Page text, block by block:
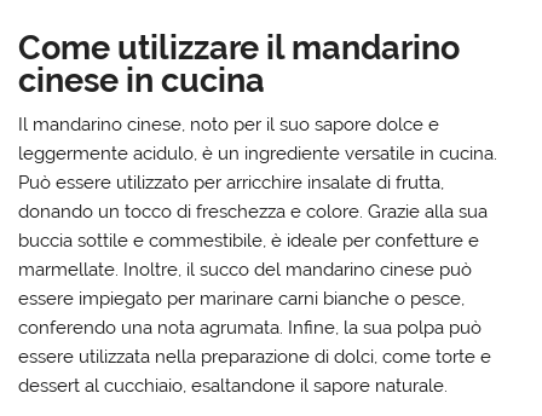
Come utilizzare il mandarino
cinese in cucina
Il mandarino cinese, noto per il suo sapore dolce e
leggermente acidulo, è un ingrediente versatile in cucina.
Può essere utilizzato per arricchire insalate di frutta,
donando un tocco di freschezza e colore. Grazie alla sua
buccia sottile e commestibile, è ideale per confetture e
marmellate. Inoltre, il succo del mandarino cinese può
essere impiegato per marinare carni bianche o pesce,
conferendo una nota agrumata. Infine, la sua polpa può
essere utilizzata nella preparazione di dolci, come torte e
dessert al cucchiaio, esaltandone il sapore naturale.